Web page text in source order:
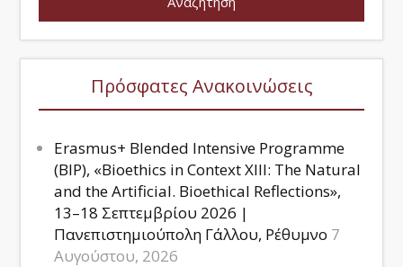
Πρόσφατες Ανακοινώσεις
Erasmus+ Blended Intensive Programme
(BIP), «Bioethics in Context XIII: The Natural
and the Artificial. Bioethical Reflections»,
13–18 Σεπτεμβρίου 2026 |
Πανεπιστημιούπολη Γάλλου, Ρέθυμνο 7
Αυγούστου, 2026